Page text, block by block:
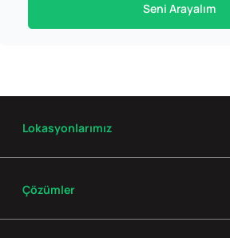
Seni Arayalım
Lokasyonlarımız
Çözümler